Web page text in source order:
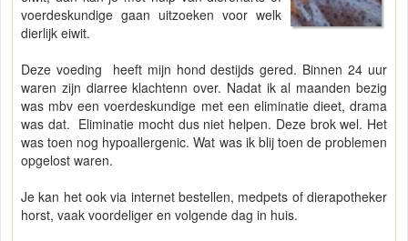
voerdeskundige gaan uitzoeken voor welk
dierlijk eiwit.
Deze voeding heeft mijn hond destijds gered. Binnen 24 uur
waren zijn diarree klachtenn over. Nadat ik al maanden bezig
was mbv een voerdeskundige met een eliminatie dieet, drama
was dat. Eliminatie mocht dus niet helpen. Deze brok wel. Het
was toen nog hypoallergenic. Wat was ik blij toen de problemen
opgelost waren.
Je kan het ook via internet bestellen, medpets of dierapotheker
horst, vaak voordeliger en volgende dag in huis.